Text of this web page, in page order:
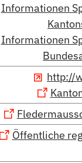
Informationen
Informationen
http://
Öffentliche